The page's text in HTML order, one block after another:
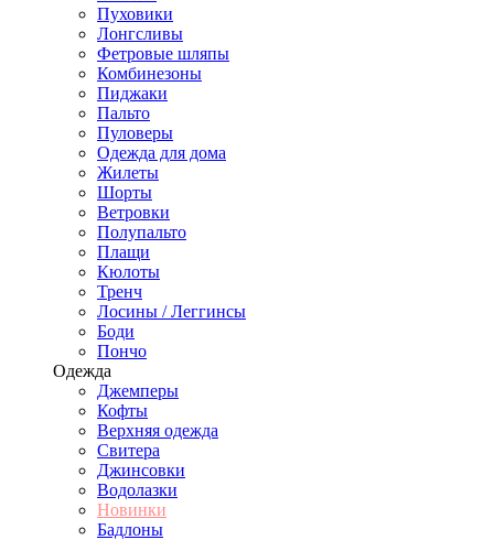
Пуховики
Лонгсливы
Фетровые шляпы
Комбинезоны
Пиджаки
Пальто
Пуловеры
Одежда для дома
Жилеты
Шорты
Ветровки
Полупальто
Плащи
Кюлоты
Тренч
Лосины / Леггинсы
Боди
Пончо
Одежда
Джемперы
Кофты
Верхняя одежда
Свитера
Джинсовки
Водолазки
Новинки
Бадлоны